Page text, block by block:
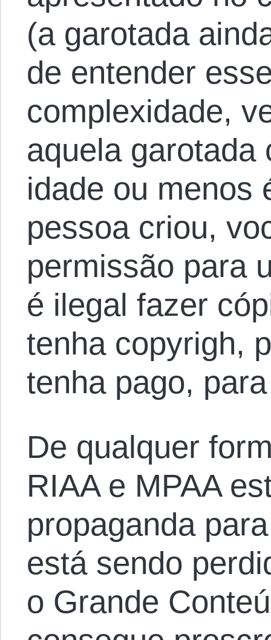
(a garotada
de entender
complexidade,
aquela garotada
idade ou menos
pessoa criou,
permissão para
é ilegal fazer
tenha copyrigh,
tenha pago,
De qualquer
RIAA e MPAA
propaganda
está sendo
o Grande